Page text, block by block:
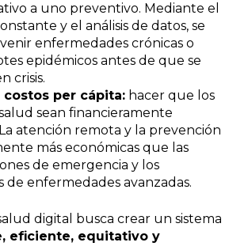
a uno preventivo. Mediante el
y el análisis de datos, se
enfermedades crónicas o
epidémicos antes de que se
crisis.
costos per cápita:hacer que los
sean financieramente
atención remota y la prevención
más económicas que las
de emergencia y los
de enfermedades avanzadas.
digital busca crear un sistema
eficiente, equitativo y